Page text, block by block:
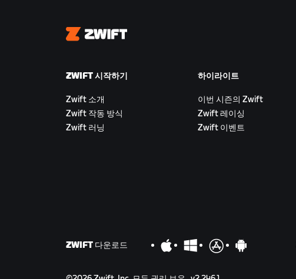
Zwift
ZWIFT 시작하기
Zwift 소개
Zwift 작동 방식
Zwift 러닝
하이라이트
이번 시즌의 Zwift
Zwift 레이싱
Zwift 이벤트
ZWIFT 다운로드